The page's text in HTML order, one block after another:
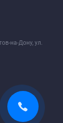
на-Дону, ул.